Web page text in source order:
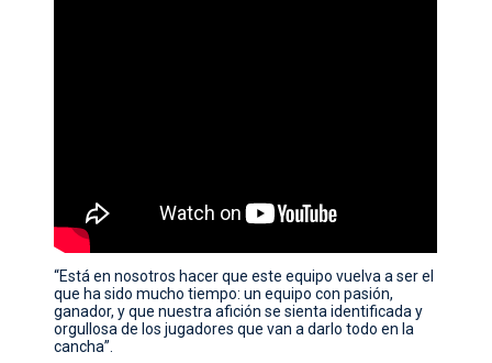
“Está en nosotros hacer que este equipo vuelva a ser el
que ha sido mucho tiempo: un equipo con pasión,
ganador, y que nuestra afición se sienta identificada y
orgullosa de los jugadores que van a darlo todo en la
cancha”.